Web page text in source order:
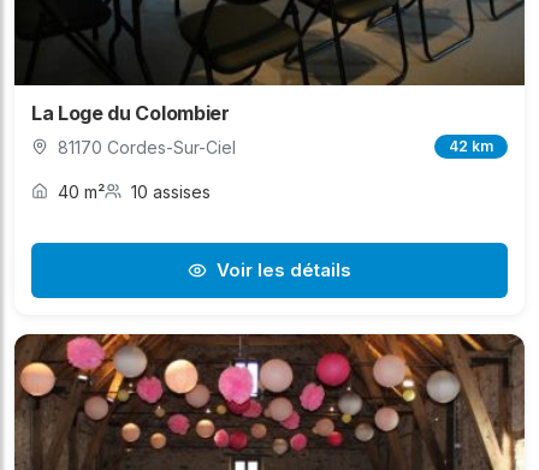
La Loge du Colombier
81170 Cordes-Sur-Ciel 42 km
40 m² 10 assises
Voir les détails